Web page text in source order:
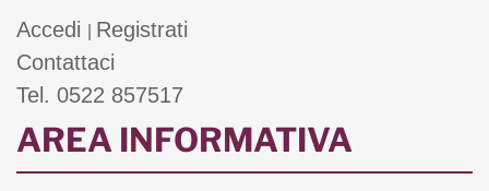
Accedi
Registrati
Contattaci
Tel. 0522 857517
AREA INFORMATIVA